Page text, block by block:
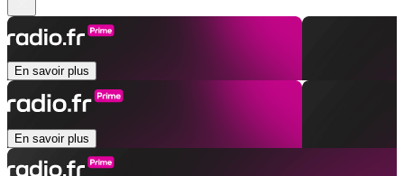
En savoir plus
En savoir plus